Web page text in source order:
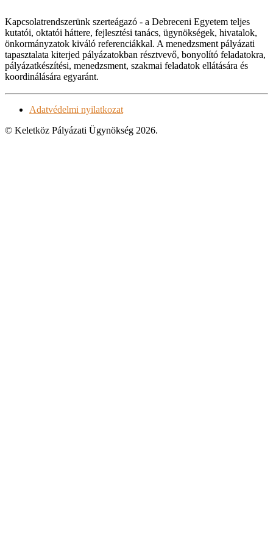
Kapcsolatrendszerünk szerteágazó - a Debreceni Egyetem teljes
kutatói, oktatói háttere, fejlesztési tanács, ügynökségek, hivatalok,
önkormányzatok kiváló referenciákkal. A menedzsment pályázati
tapasztalata kiterjed pályázatokban résztvevő, bonyolító feladatokra,
pályázatkészítési, menedzsment, szakmai feladatok ellátására és
koordinálására egyaránt.
Adatvédelmi nyilatkozat
© Keletköz Pályázati Ügynökség 2026.